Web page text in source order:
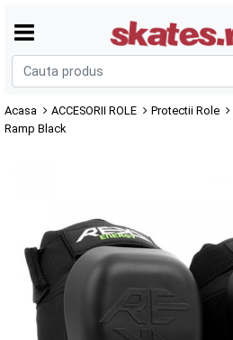
Acasa ACCESORII ROLE Protectii Role
Ramp Black